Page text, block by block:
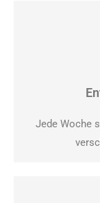
Jede Woche